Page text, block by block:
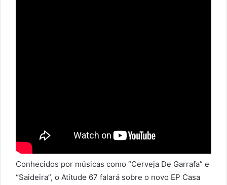
Conhecidos por músicas como “Cerveja De Garrafa” e
“Saideira”, o Atitude 67 falará sobre o novo EP Casa